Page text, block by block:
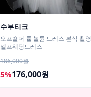
수부티크
오프숄더 튤 볼륨 드레스 본식 촬영
셀프웨딩드레스
186,000원
5%176,000원